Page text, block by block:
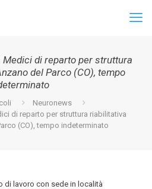
Medici di reparto per struttura
del Parco (CO), tempo
Neuronews
di reparto per struttura riabilitativa
(CO), tempo indeterminato
di lavoro con sede in località